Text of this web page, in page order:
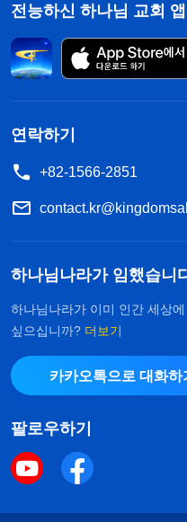
전능하신 하나님 교회
연락하기
+82-1566-2851
하나님나라가 임했습니
하나님나라가 이미 인간 세상
싶으십니까? 더보기
카카오톡으로 대화하
팔로우하기